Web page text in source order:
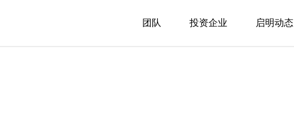
团队 投资企业 启明动态